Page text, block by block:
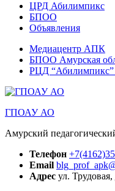
ЦРД Абилимпикс
БПОО
Объявления
Медиацентр АПК
БПОО Амурская
РЦД “Абилимпикс”
ГПОАУ АО
Амурский
Телефон
Email
Адрес ул. Трудовая,